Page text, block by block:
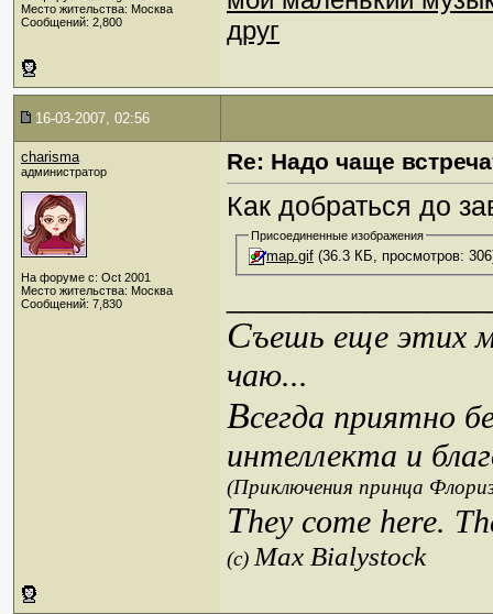
Место жительства: Москва
Сообщений: 2,800
друг
16-03-2007, 02:56
charisma
администратор
На форуме с: Oct 2001
Место жительства: Москва
Сообщений: 7,830
Re: Надо чаще
Как добраться до
Присоединенные изображения
map.gif (36.3 КБ, просмотров:
Съешь еще этих
чаю...
Всегда приятно
интеллекта и
(Приключения принца
They come here.
(c)Max Bialystock